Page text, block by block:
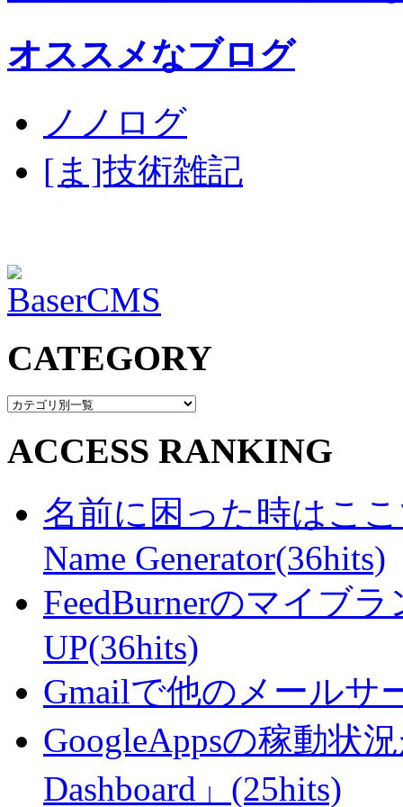
オススメなブログ
ノノログ
[ま]技術雑記
CATEGORY
ACCESS RANKING
名前に困った時はここ
Name Generator(36hits)
FeedBurnerのマイブ
UP(36hits)
Gmailで他のメールサ
GoogleAppsの稼動状
Dashboard」(25hits)